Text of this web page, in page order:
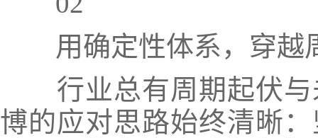
用确定性体系，穿越
行业总有周期起伏与
博的应对思路始终清晰